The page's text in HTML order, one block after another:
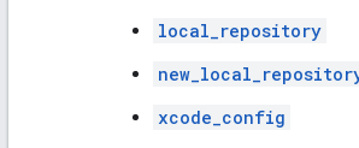
local_repository
xcode_config